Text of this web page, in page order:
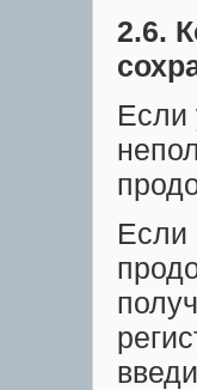
2.6.
Если
Если